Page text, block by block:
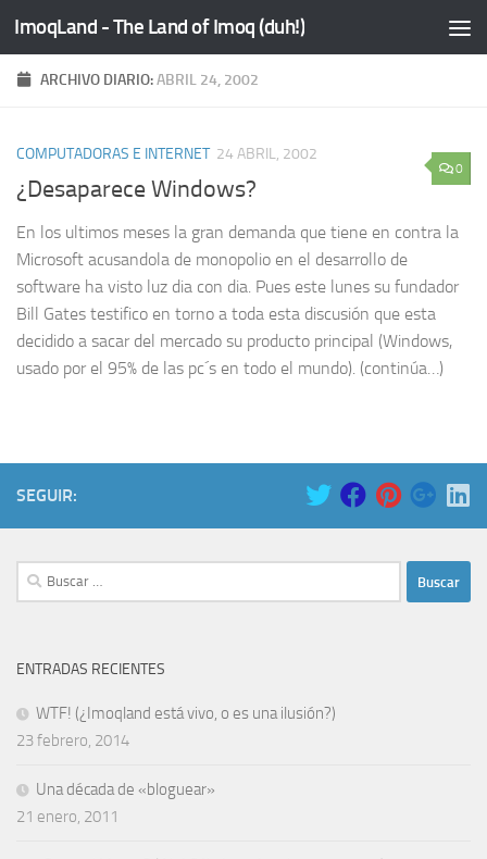
Saltar al contenido
ImoqLand - The Land of Imoq (duh!)
ARCHIVO DIARIO:ABRIL 24, 2002
0
COMPUTADORAS E INTERNET 24 ABRIL, 2002
¿Desaparece Windows?
En los ultimos meses la gran demanda que tiene en contra la
Microsoft acusandola de monopolio en el desarrollo de
software ha visto luz dia con dia. Pues este lunes su fundador
Bill Gates testifico en torno a toda esta discusión que esta
decidido a sacar del mercado su producto principal (Windows,
usado por el 95% de las pc´s en todo el mundo). (continúa…)
SEGUIR:
Buscar:
ENTRADAS RECIENTES
WTF! (¿Imoqland está vivo, o es una ilusión?)
23 febrero, 2014
Una década de «bloguear»
21 enero, 2011